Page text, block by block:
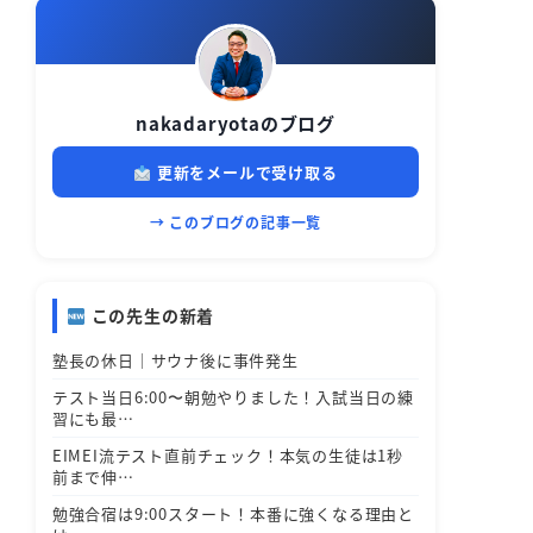
nakadaryotaのブログ
更新をメールで受け取る
→ このブログの記事一覧
この先生の新着
塾長の休日｜サウナ後に事件発生
テスト当日6:00〜朝勉やりました！入試当日の練
習にも最…
EIMEI流テスト直前チェック！本気の生徒は1秒
前まで伸…
勉強合宿は9:00スタート！本番に強くなる理由と